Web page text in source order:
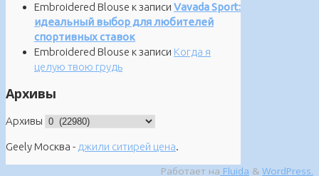
Embroidered Blouse к записи Vavada Sport:
идеальный выбор для любителей
спортивных ставок
Embroidered Blouse к записи Когда я
целую твою грудь
Архивы
Архивы
Geely Москва - джили ситирей цена.
Работает на Fluida & WordPress.